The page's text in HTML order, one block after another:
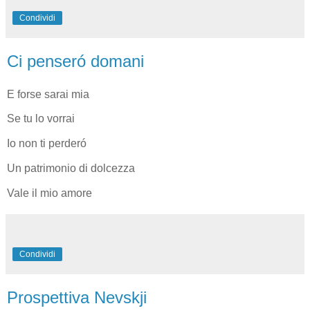
Condividi
Ci penseró domani
E forse sarai mia
Se tu lo vorrai
Io non ti perderó
Un patrimonio di dolcezza
Vale il mio amore
Condividi
Prospettiva Nevskji